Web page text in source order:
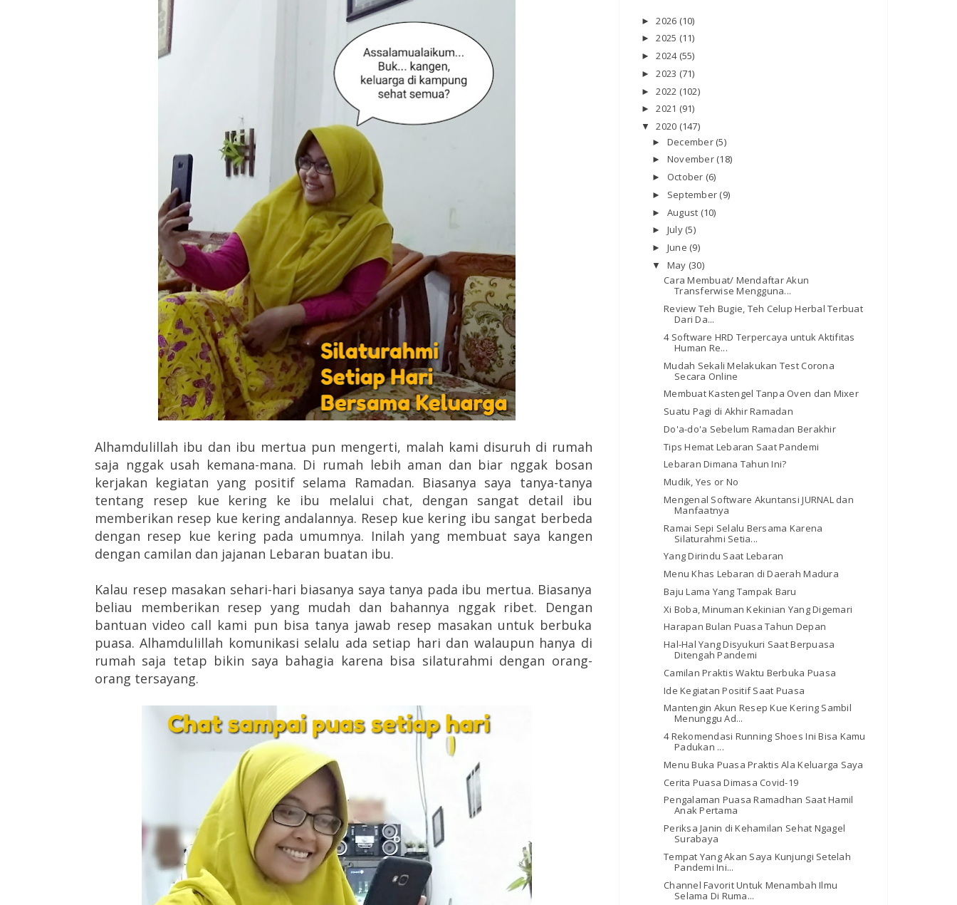
Alhamdulillah ibu dan ibu mertua pun mengerti, malah kami disuruh di rumah
saja nggak usah kemana-mana. Di rumah lebih aman dan biar nggak bosan
kerjakan kegiatan yang positif selama Ramadan. Biasanya saya tanya-tanya
tentang resep kue kering ke ibu melalui chat, dengan sangat detail ibu
memberikan resep kue kering andalannya. Resep kue kering ibu sangat berbeda
dengan resep kue kering pada umumnya. Inilah yang membuat saya kangen
dengan camilan dan jajanan Lebaran buatan ibu.
Kalau resep masakan sehari-hari biasanya saya tanya pada ibu mertua. Biasanya
beliau memberikan resep yang mudah dan bahannya nggak ribet. Dengan
bantuan video call kami pun bisa tanya jawab resep masakan untuk berbuka
puasa. Alhamdulillah komunikasi selalu ada setiap hari dan walaupun hanya di
rumah saja tetap bikin saya bahagia karena bisa silaturahmi dengan orang-
orang tersayang.
►2026 (10)
►2025 (11)
►2024 (55)
►2023 (71)
►2022 (102)
►2021 (91)
▼2020 (147)
► December (5)
► November (18)
► October (6)
► September (9)
► August (10)
► July (5)
► June (9)
▼ May (30)
Cara Membuat/ Mendaftar Akun
Transferwise Mengguna...
Review Teh Bugie, Teh Celup Herbal Terbuat
Dari Da...
4 Software HRD Terpercaya untuk Aktifitas
Human Re...
Mudah Sekali Melakukan Test Corona
Secara Online
Membuat Kastengel Tanpa Oven dan Mixer
Suatu Pagi di Akhir Ramadan
Do'a-do'a Sebelum Ramadan Berakhir
Tips Hemat Lebaran Saat Pandemi
Lebaran Dimana Tahun Ini?
Mudik, Yes or No
Mengenal Software Akuntansi JURNAL dan
Manfaatnya
Ramai Sepi Selalu Bersama Karena
Silaturahmi Setia...
Yang Dirindu Saat Lebaran
Menu Khas Lebaran di Daerah Madura
Baju Lama Yang Tampak Baru
Xi Boba, Minuman Kekinian Yang Digemari
Harapan Bulan Puasa Tahun Depan
Hal-Hal Yang Disyukuri Saat Berpuasa
Ditengah Pandemi
Camilan Praktis Waktu Berbuka Puasa
Ide Kegiatan Positif Saat Puasa
Mantengin Akun Resep Kue Kering Sambil
Menunggu Ad...
4 Rekomendasi Running Shoes Ini Bisa Kamu
Padukan ...
Menu Buka Puasa Praktis Ala Keluarga Saya
Cerita Puasa Dimasa Covid-19
Pengalaman Puasa Ramadhan Saat Hamil
Anak Pertama
Periksa Janin di Kehamilan Sehat Ngagel
Surabaya
Tempat Yang Akan Saya Kunjungi Setelah
Pandemi Ini...
Channel Favorit Untuk Menambah Ilmu
Selama Di Ruma...